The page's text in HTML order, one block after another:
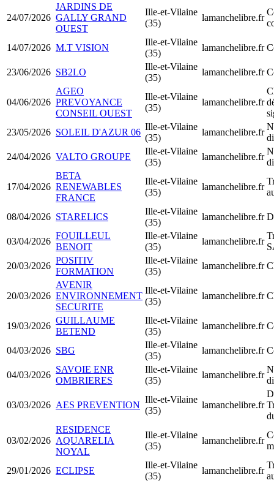
24/07/2026
JARDINS DE
GALLY GRAND
OUEST
Ille-et-Vilaine
(35)
lamanchelibre.fr
14/07/2026 M.T VISION
Ille-et-Vilaine
(35)
lamanchelibre.fr
23/06/2026 SB2LO
Ille-et-Vilaine
(35)
lamanchelibre.fr
04/06/2026
AGEO
PREVOYANCE
CONSEIL OUEST
Ille-et-Vilaine
(35)
lamanchelibre.fr
23/05/2026 SOLEIL D'AZUR 06
Ille-et-Vilaine
(35)
lamanchelibre.fr
24/04/2026 VALTO GROUPE
Ille-et-Vilaine
(35)
lamanchelibre.fr
17/04/2026
BETA
RENEWABLES
FRANCE
Ille-et-Vilaine
(35)
lamanchelibre.fr
08/04/2026 STARELICS
Ille-et-Vilaine
(35)
lamanchelibre.fr
03/04/2026
FOUILLEUL
BENOIT
Ille-et-Vilaine
(35)
lamanchelibre.fr
20/03/2026
POSITIV
FORMATION
Ille-et-Vilaine
(35)
lamanchelibre.fr
20/03/2026
AVENIR
ENVIRONNEMENT
SECURITE
Ille-et-Vilaine
(35)
lamanchelibre.fr
19/03/2026
GUILLAUME
BETEND
Ille-et-Vilaine
(35)
lamanchelibre.fr
04/03/2026 SBG
Ille-et-Vilaine
(35)
lamanchelibre.fr
04/03/2026
SAVOIE ENR
OMBRIERES
Ille-et-Vilaine
(35)
lamanchelibre.fr
03/03/2026 AES PREVENTION
Ille-et-Vilaine
(35)
lamanchelibre.fr
03/02/2026
RESIDENCE
AQUARELIA
NOYAL
Ille-et-Vilaine
(35)
lamanchelibre.fr
29/01/2026 ECLIPSE
Ille-et-Vilaine
(35)
lamanchelibre.fr